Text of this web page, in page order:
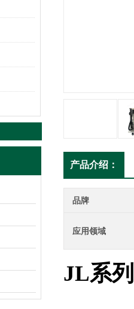
产品介绍：
品牌
应用领域
JL系